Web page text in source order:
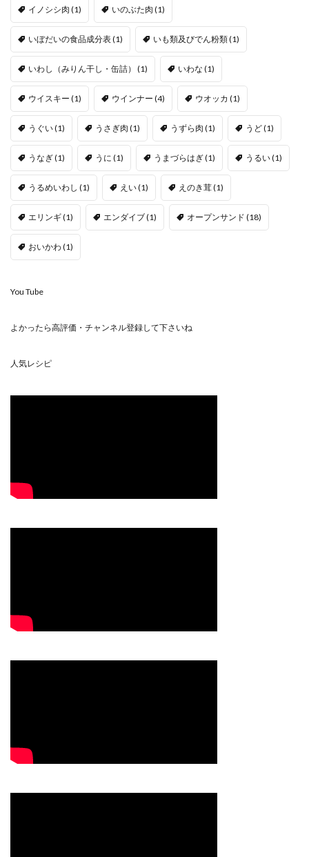
イノシシ肉 (1) いのぶた肉 (1)
いぼだいの食品成分表(1) いも類及びでん粉類(1)
いわし（みりん干し・缶詰） (1) いわな (1)
ウイスキー (1) ウインナー (4) ウオッカ (1)
うぐい(1) うさぎ肉 (1) うずら肉 (1) うど(1)
うなぎ(1) うに (1) うまづらはぎ(1) うるい(1)
うるめいわし (1) えい(1) えのき茸(1)
エリンギ(1) エンダイブ(1) オープンサンド (18)
おいかわ(1)
You Tube
よかったら高評価・チャンネル登録して下さいね
人気レシピ